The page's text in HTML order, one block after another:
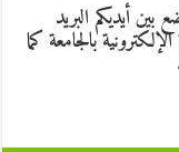
بين أيديكم البريد
بالجامعة كما